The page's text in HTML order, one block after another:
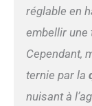
réglable en
embellir une
Cependant,
ternie par la
nuisant à